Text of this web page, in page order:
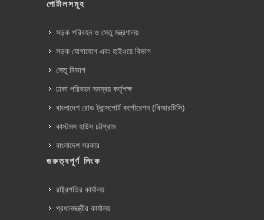
পোর্টালসমূহ
সড়ক পরিবহন ও সেতু মন্ত্রণালয়
সড়ক যোগাযোগ এবং হাইওয়ে বিভাগ
সেতু বিভাগ
ঢাকা পরিবহন সমন্বয় কর্তৃপক্ষ
বাংলাদেশ রোড ট্রান্সপোর্ট কর্পোরেশন (বিআরটিসি)
কাস্টমস হাউস চট্টগ্রাম
বাংলাদেশ সরকার
গুরুত্বপূর্ণ লিংক
রাষ্ট্রপতির কার্যালয়
প্রধানমন্ত্রীর কার্যালয়